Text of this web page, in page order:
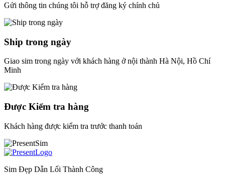
Gửi thông tin chúng tôi hỗ trợ đăng ký chính chủ
Ship trong ngày
Giao sim trong ngày với khách hàng ở nội thành Hà Nội, Hồ Chí
Minh
Được Kiểm tra hàng
Khách hàng được kiểm tra trước thanh toán
Sim Đẹp Dẫn Lối Thành Công